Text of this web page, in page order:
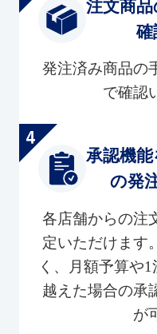
注文商
確
発注済み商品の
で確認
承認機
の発
各店舗からの注
定いただけます
く、月額予算や
越えた場合の承
が